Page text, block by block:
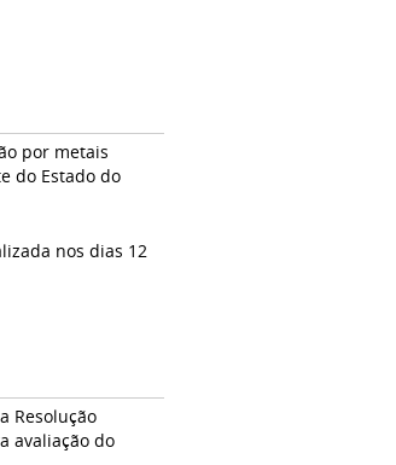
por metais
do Estado do
nos dias 12
Resolução
avaliação do